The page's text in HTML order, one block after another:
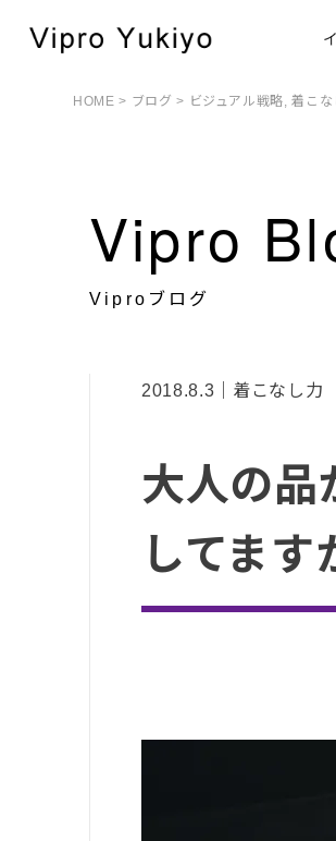
HOME > ブログ > ビジュアル戦略 ,着こな
Vipro
Viproブログ
2018.8.3｜着こなし力
大人の品
してます